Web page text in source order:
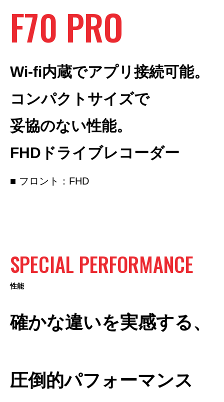
F70 PRO
Wi-fi内蔵でアプリ接続可能。
コンパクトサイズで
妥協のない性能。
FHDドライブレコーダー
■ フロント：FHD
SPECIAL PERFORMANCE
性能
確かな違いを実感する、
圧倒的パフォーマンス